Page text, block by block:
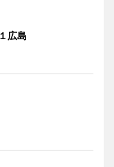
広島